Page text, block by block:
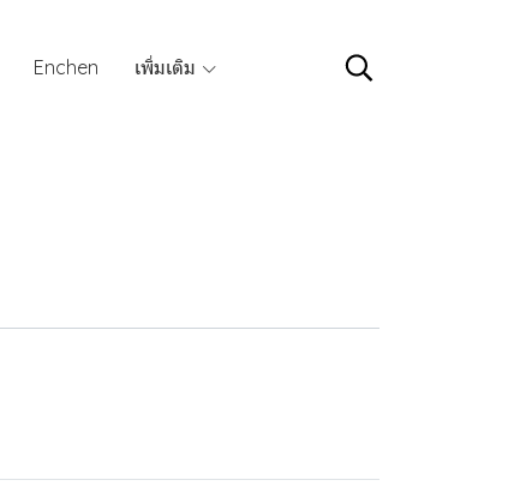
Enchen เพิ่มเติม